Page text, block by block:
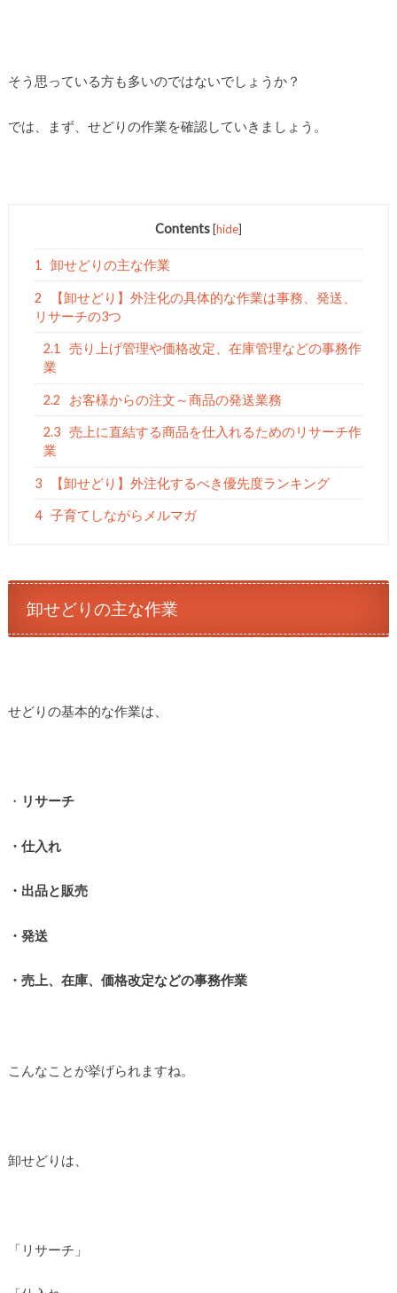
そう思っている方も多いのではないでしょうか？
では、まず、せどりの作業を確認していきましょう。
Contents [hide]
1 卸せどりの主な作業
2
【卸せどり】外注化の具体的な作業は事務、発送、
リサーチの3つ
2.1
売り上げ管理や価格改定、在庫管理などの事務作
業
2.2 お客様からの注文～商品の発送業務
2.3 売上に直結する商品を仕入れるためのリサーチ作
業
3 【卸せどり】外注化するべき優先度ランキング
4 子育てしながらメルマガ
卸せどりの主な作業
せどりの基本的な作業は、
・ リサーチ
・仕入れ
・出品と販売
・発送
・売上、在庫、価格改定などの事務作業
こんなことが挙げられますね。
卸せどりは、
「リサーチ」